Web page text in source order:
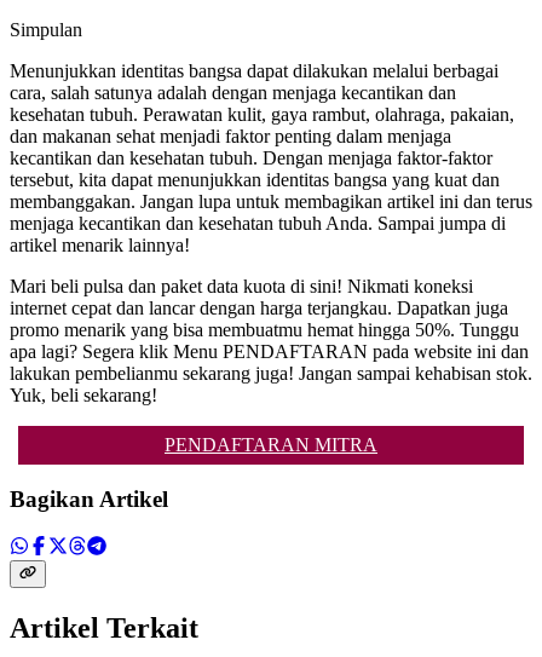
Simpulan
Menunjukkan identitas bangsa dapat dilakukan melalui berbagai
cara, salah satunya adalah dengan menjaga kecantikan dan
kesehatan tubuh. Perawatan kulit, gaya rambut, olahraga, pakaian,
dan makanan sehat menjadi faktor penting dalam menjaga
kecantikan dan kesehatan tubuh. Dengan menjaga faktor-faktor
tersebut, kita dapat menunjukkan identitas bangsa yang kuat dan
membanggakan. Jangan lupa untuk membagikan artikel ini dan terus
menjaga kecantikan dan kesehatan tubuh Anda. Sampai jumpa di
artikel menarik lainnya!
Mari beli pulsa dan paket data kuota di sini! Nikmati koneksi
internet cepat dan lancar dengan harga terjangkau. Dapatkan juga
promo menarik yang bisa membuatmu hemat hingga 50%. Tunggu
apa lagi? Segera klik Menu PENDAFTARAN pada website ini dan
lakukan pembelianmu sekarang juga! Jangan sampai kehabisan stok.
Yuk, beli sekarang!
PENDAFTARAN MITRA
Bagikan Artikel
Artikel Terkait